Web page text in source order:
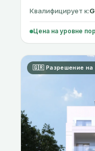
Цена на уровне